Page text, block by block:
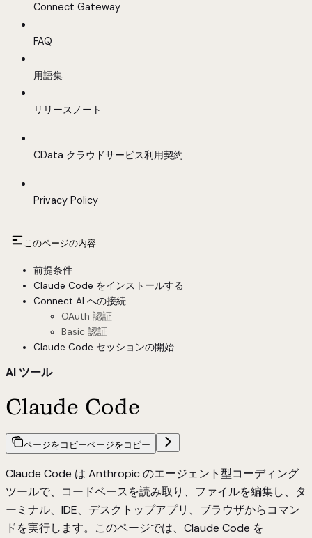
Connect Gateway
FAQ
用語集
リリースノート
CData クラウドサービス利用契約
Privacy Policy
このページの内容
前提条件
Claude Code をインストールする
Connect AI への接続
OAuth 認証
Basic 認証
Claude Code セッションの開始
AI ツール
Claude Code
ページをコピーページをコピー
Claude Code は Anthropic のエージェント型コーディング
ツールで、コードベースを読み取り、ファイルを編集し、タ
ーミナル、IDE、デスクトップアプリ、ブラウザからコマン
ドを実行します。このページでは、Claude Code を